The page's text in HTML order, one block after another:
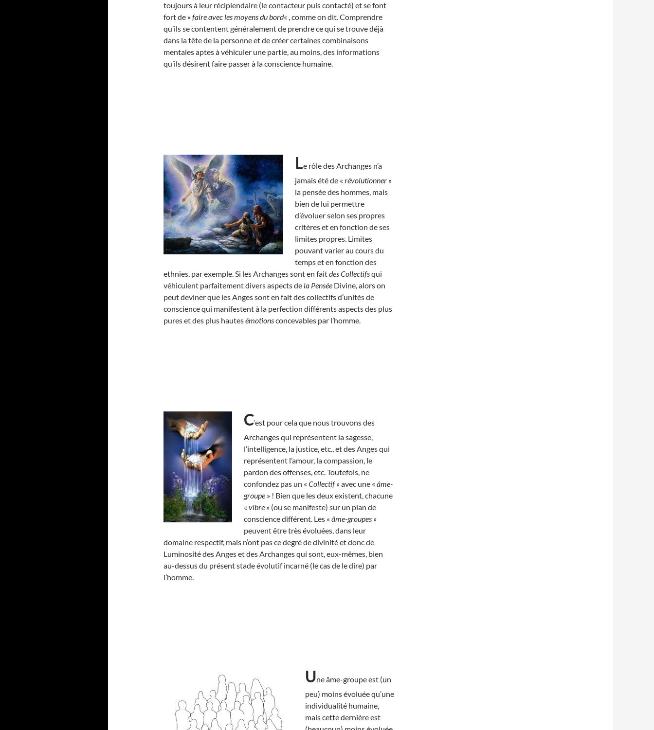
toujours à leur récipiendaire (le contacteur puis contacté) et se font
fort de « faire avec les moyens du bord« , comme on dit. Comprendre
qu’ils se contentent généralement de prendre ce qui se trouve déjà
dans la tête de la personne et de créer certaines combinaisons
mentales aptes à véhiculer une partie, au moins, des informations
qu’ils désirent faire passer à la conscience humaine.
Le rôle des Archanges n’a
jamais été de « révolutionner »
la pensée des hommes, mais
bien de lui permettre
d’évoluer selon ses propres
critères et en fonction de ses
limites propres. Limites
pouvant varier au cours du
temps et en fonction des
ethnies, par exemple. Si les Archanges sont en faitdes Collectifsqui
véhiculent parfaitement divers aspects de la Pensée Divine, alors on
peut deviner que les Anges sont en fait des collectifs d’unités de
conscience qui manifestent à la perfection différents aspects des plus
pures et des plus hautesémotionsconcevables par l’homme.
C‘est pour cela que nous trouvons des
Archanges qui représentent la sagesse,
l’intelligence, la justice, etc., et des Anges qui
représentent l’amour, la compassion, le
pardon des offenses, etc. Toutefois, ne
confondez pas un « Collectif» avec une « âme-
groupe » ! Bien que les deux existent, chacune
« vibre » (ou se manifeste) sur un plan de
conscience différent. Les « âme-groupes »
peuvent être très évoluées, dans leur
domaine respectif, mais n’ont pas ce degré de divinité et donc de
Luminosité des Anges et des Archanges qui sont, eux-mêmes, bien
au-dessus du présent stade évolutif incarné (le cas de le dire) par
l’homme.
Une âme-groupe est (un
peu) moins évoluée qu’une
individualité humaine,
mais cette dernière est